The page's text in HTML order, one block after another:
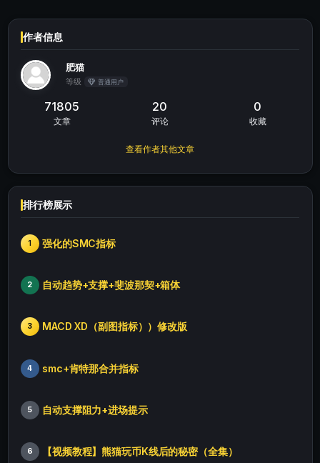
作者信息
肥猫
等级 普通用户
71805
文章
20
评论
0
收藏
查看作者其他文章
排行榜展示
1 强化的SMC指标
2 自动趋势+支撑+斐波那契+箱体
3 MACD XD（副图指标））修改版
4 smc+肯特那合并指标
5 自动支撑阻力+进场提示
6 【视频教程】熊猫玩币K线后的秘密（全集）